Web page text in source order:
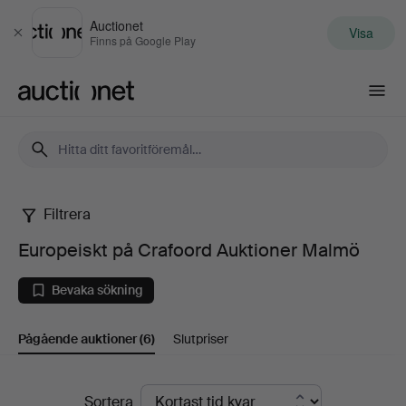
Stäng
Auctionet
Finns på Google Play Visa
Europeiskt
på
Crafoord
Auktioner
Filtrera
Europeiskt på Crafoord Auktioner Malmö
Bevaka sökning
Pågående auktioner(6) Slutpriser
PågåendeSortera